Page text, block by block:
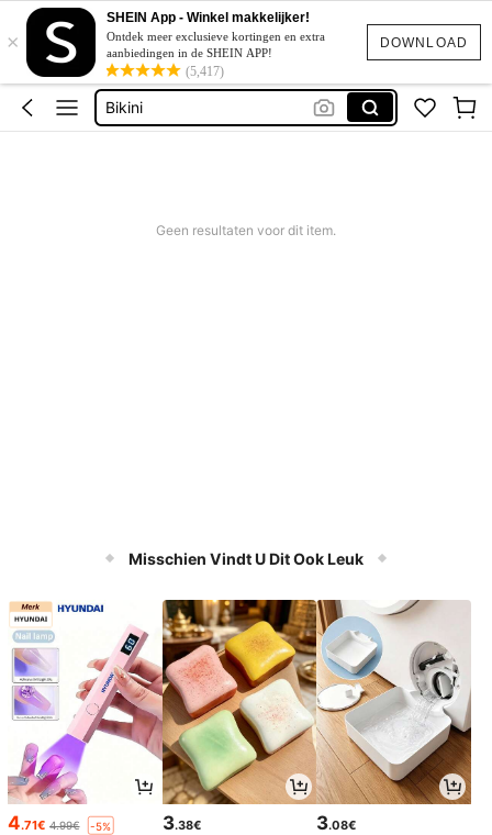
DOWNLOAD
×
SHEIN App - Winkel makkelijker!
Ontdek meer exclusieve kortingen en extra
aanbiedingen in de SHEIN APP!
(5,417)
Corrigerend Badpak
Katoen
Squishy
Bikini
Geen resultaten voor dit item.
Misschien Vindt U Dit Ook Leuk
4.71€ 4.99€ -5% 3.38€ 3.08€